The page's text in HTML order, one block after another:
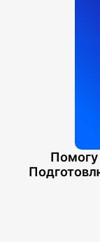
Помогу